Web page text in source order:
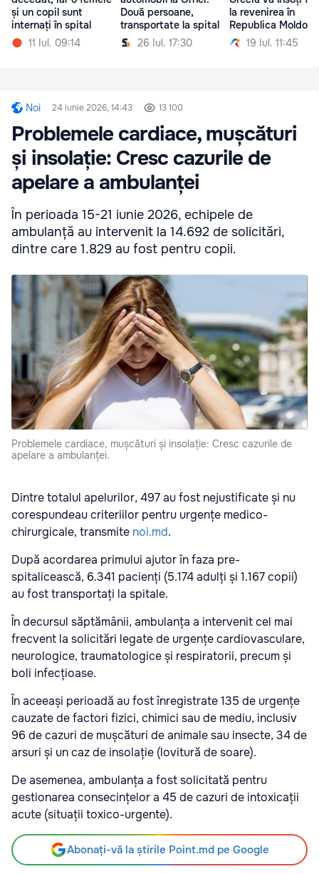
și un copil sunt
internați în spital
11 Iul. 09:14
Două persoane,
transportate la spital
26 Iul. 17:30
la revenirea în
Republica Moldova
19 Iul. 11:45
Noi 24 iunie 2026, 14:43 13 100
Problemele cardiace, mușcături
și insolație: Cresc cazurile de
apelare a ambulanței
În perioada 15-21 iunie 2026, echipele de
ambulanță au intervenit la 14.692 de solicitări,
dintre care 1.829 au fost pentru copii.
Problemele cardiace, mușcături și insolație: Cresc cazurile de
apelare a ambulanței.
Dintre totalul apelurilor, 497 au fost nejustificate și nu
corespundeau criteriilor pentru urgențe medico-
chirurgicale, transmite noi.md.
După acordarea primului ajutor în faza pre-
spitalicească, 6.341 pacienți (5.174 adulți și 1.167 copii)
au fost transportați la spitale.
În decursul săptămânii, ambulanța a intervenit cel mai
frecvent la solicitări legate de urgențe cardiovasculare,
neurologice, traumatologice și respiratorii, precum și
boli infecțioase.
În aceeași perioadă au fost înregistrate 135 de urgențe
cauzate de factori fizici, chimici sau de mediu, inclusiv
96 de cazuri de mușcături de animale sau insecte, 34 de
arsuri și un caz de insolație (lovitură de soare).
De asemenea, ambulanța a fost solicitată pentru
gestionarea consecințelor a 45 de cazuri de intoxicații
acute (situații toxico-urgente).
Abonați-vă la știrile Point.md pe Google